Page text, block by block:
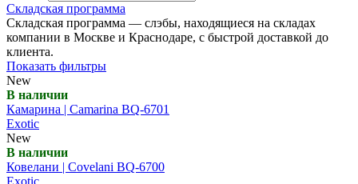
Складская программа
Складская программа — слэбы, находящиеся на складах
компании в Москве и Краснодаре, с быстрой доставкой до
клиента.
Показать фильтры
New
В наличии
Камарина | Camarina BQ-6701
Exotic
New
В наличии
Ковелани | Covelani BQ-6700
Exotic